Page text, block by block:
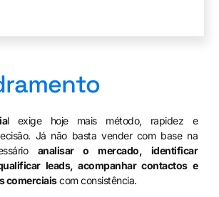
l exige hoje mais método, rapidez e
Já não basta vender com base na
analisar o mercado, identificar
leads, acompanhar contactos e
comerciaiscom consistência.